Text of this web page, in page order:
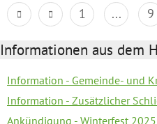
1 ... 9
Informationen aus dem
Information - Gemeinde- und
Information - Zusätzlicher
Ankündigung - Winterfest 2025